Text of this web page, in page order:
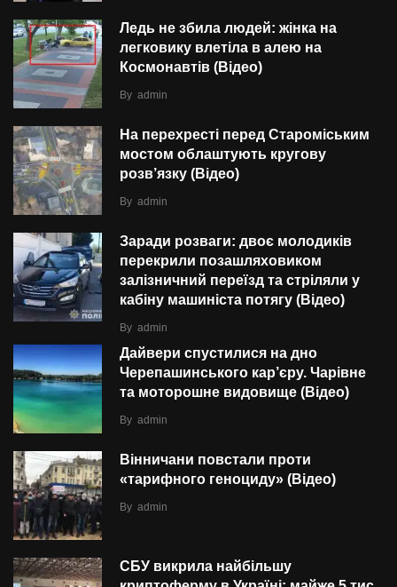
Ледь не збила людей: жінка на
легковику влетіла в алею на
Космонавтів (Відео)
By admin
На перехресті перед Староміським
мостом облаштують кругову
розв’язку (Відео)
By admin
Заради розваги: двоє молодиків
перекрили позашляховиком
залізничний переїзд та стріляли у
кабіну машиніста потягу (Відео)
By admin
Дайвери спустилися на дно
Черепашинського кар’єру. Чарівне
та моторошне видовище (Відео)
By admin
Вінничани повстали проти
«тарифного геноциду» (Відео)
By admin
СБУ викрила найбільшу